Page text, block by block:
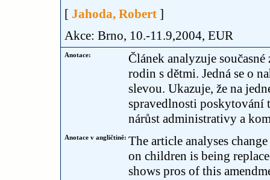
[ Jahoda, Robert ]
Akce: Brno, 10.-11.9,2004, EUR
Anotace:
Článek analyzuje
rodin s dětmi. Jedná se o
slevou. Ukazuje, že na
spravedlnosti poskytování
nárůst administrativy a
Anotace v angličtině: The article analyses
on children is being
shows pros of this